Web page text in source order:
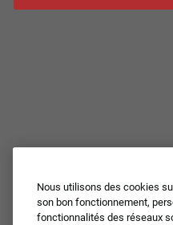
Nous utilisons des cookies
son bon fonctionnement,
fonctionnalités des réseaux